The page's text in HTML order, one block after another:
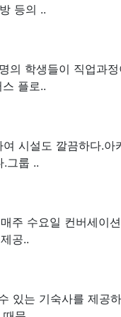
등의 ..
의 학생들이 직업과
플로..
시설도 깔끔하다.아
그룹 ..
주 수요일 컨버세이
공..
있는 기숙사를 제공